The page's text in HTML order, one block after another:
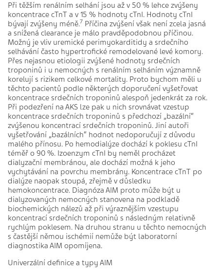
Při těžším renálním selhání jsou až v 50 % lehce zvýšeny
koncentrace cTnT a v 15 % hodnoty cTnI. Hodnoty cTnI
bývají zvýšeny méně.7 Příčina zvýšení však není zcela jasná
a snížená clearance je málo pravděpodobnou příčinou.
Možný je vliv uremické perimyokarditidy a srdečního
selhávání často hypertrofické remodelované levé komory.
Přes nejasnou etiologii zvýšené hodnoty srdečních
troponinů i u nemocných s renálním selháním významně
korelují s rizikem celkové mortality. Proto bychom měli u
těchto pacientů podle některých doporučení vyšetřovat
koncentrace srdečních troponinů alespoň jedenkrát za rok.
Při podezření na AKS lze pak u nich srovnávat vzestup
koncentrace srdečních troponinů s předchozí „bazální“
zvýšenou koncentrací srdečních troponinů. Jiní autoři
vyšetřování „bazálních“ hodnot nedoporučují z důvodu
malého přínosu. Po hemodialýze dochází k poklesu cTnI
téměř o 90 %. Izoenzym cTnI by neměl procházet
dialyzační membránou, ale dochází možná k jeho
vychytávání na povrchu membrány. Koncentrace cTnT po
dialýze naopak stoupá, zřejmě v důsledku
hemokoncentrace. Diagnóza AIM proto může být u
dialyzovaných nemocných stanovena na podkladě
biochemických nálezů až při výraznějším vzestupu
koncentrací srdečních troponinů s následným relativně
rychlým poklesem. Na druhou stranu u těchto nemocných
s častější němou ischémií nemůže být laboratorní
diagnostika AIM opomíjena.
Univerzální definice a typy AIM